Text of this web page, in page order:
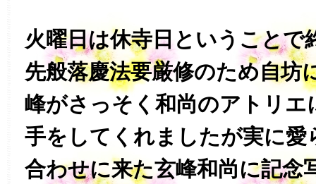
火曜日は休寺日ということで
先般落慶法要厳修のため自坊
峰がさっそく和尚のアトリエ
手をしてくれましたが実に愛
合わせに来た玄峰和尚に記念